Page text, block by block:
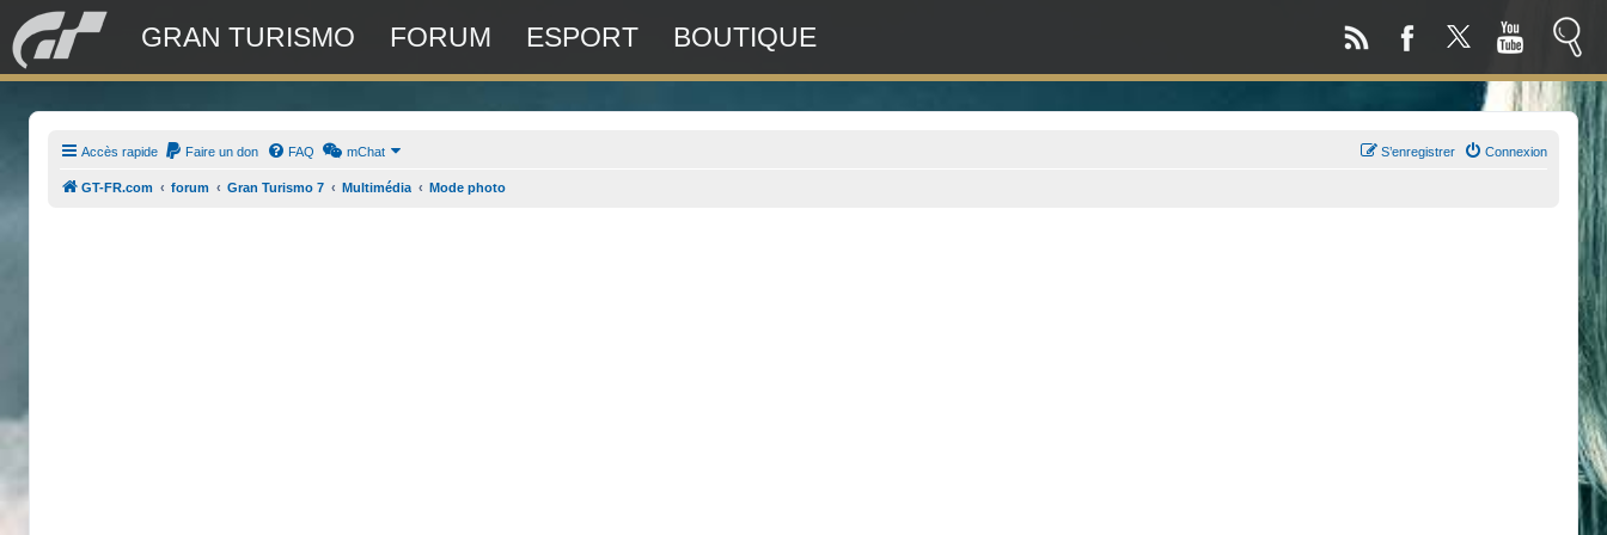
GRAN TURISMO FORUM ESPORT BOUTIQUE
Accès rapide Faire un don FAQ mChat Connexion
S’enregistrer
GT-FR.com forum Gran Turismo 7 Multimédia Mode photo